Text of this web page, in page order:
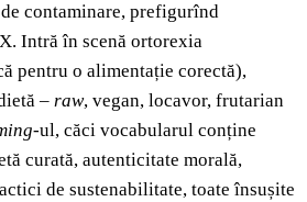
contaminare, prefigurînd
Intră în scenă ortorexia
pentru o alimentație corectă),
– raw, vegan, locavor, frutarian
-ul, căci vocabularul conține
curată, autenticitate morală,
de sustenabilitate, toate însușite